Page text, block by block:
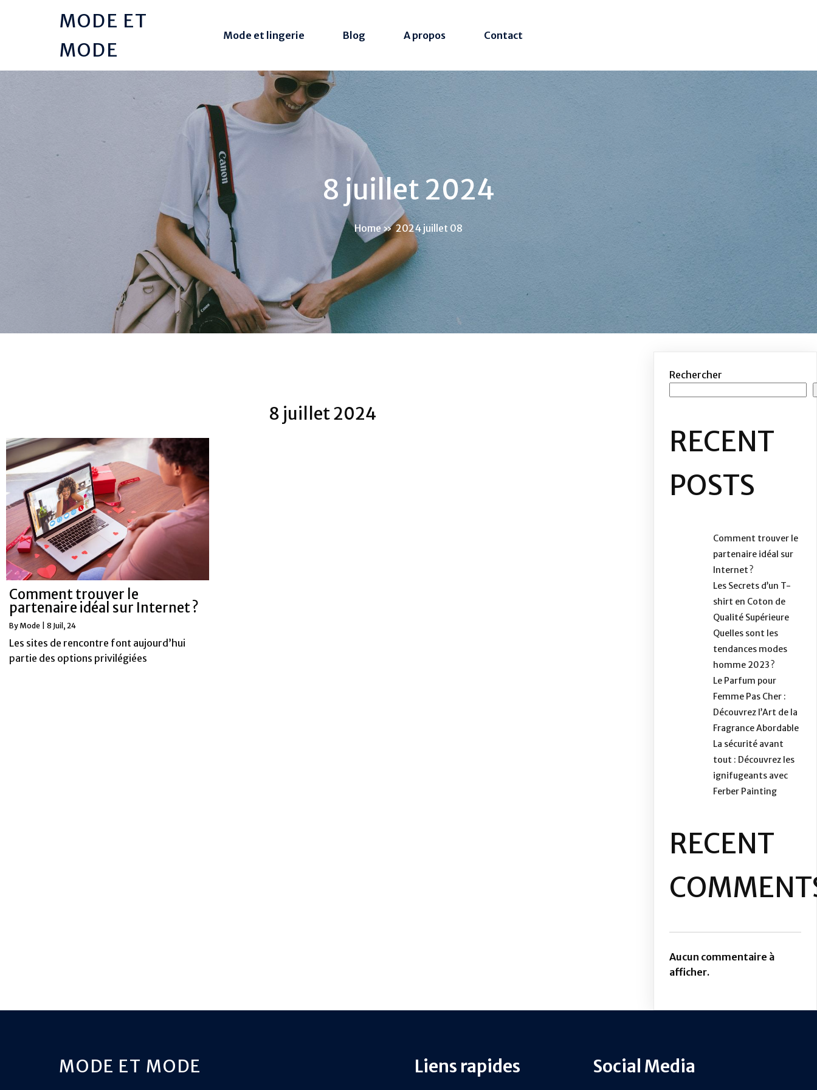
MODE ET
MODE
Mode et lingerie Blog A propos Contact
8 juillet 2024
Home »2024 juillet 08
8 juillet 2024
Comment trouver le
partenaire idéal sur Internet ?
By Mode 8 Juil, 24
Les sites de rencontre font aujourd’hui
partie des options privilégiées
Rechercher
RECENT
POSTS
Comment trouver le
partenaire idéal sur
Internet ?
Les Secrets d’un T-
shirt en Coton de
Qualité Supérieure
Quelles sont les
tendances modes
homme 2023 ?
Le Parfum pour
Femme Pas Cher :
Découvrez l’Art de la
Fragrance Abordable
La sécurité avant
tout : Découvrez les
ignifugeants avec
Ferber Painting
RECENT
Aucun commentaire à
afficher.
MODE ET MODE Liens rapides Social Media